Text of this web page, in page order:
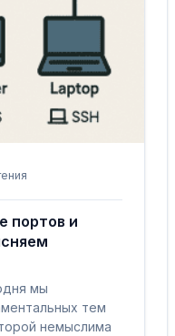
портов и
мы
тем
немыслима